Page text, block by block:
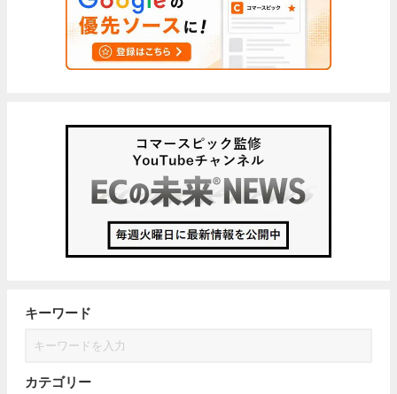
キーワード
カテゴリー